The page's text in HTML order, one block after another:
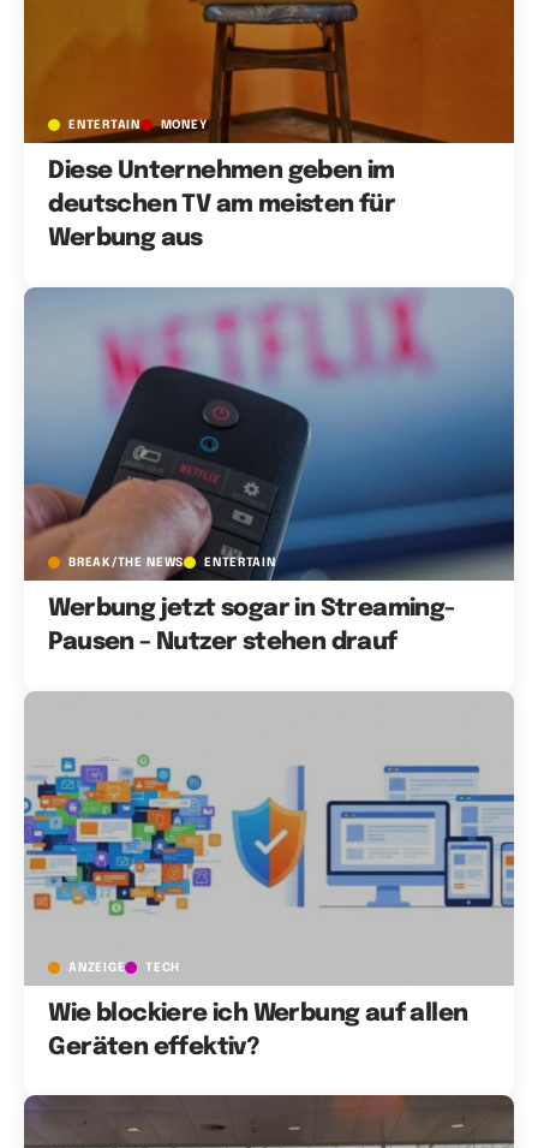
ENTERTAIN MONEY
Diese Unternehmen geben im
deutschen TV am meisten für
Werbung aus
BREAK/THE NEWS ENTERTAIN
Werbung jetzt sogar in Streaming-
Pausen – Nutzer stehen drauf
ANZEIGE TECH
Wie blockiere ich Werbung auf allen
Geräten effektiv?